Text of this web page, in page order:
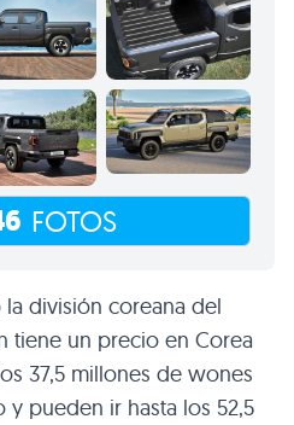
FOTOS
división coreana del
tiene un precio en Corea
37,5 millones de wones
y pueden ir hasta los 52,5